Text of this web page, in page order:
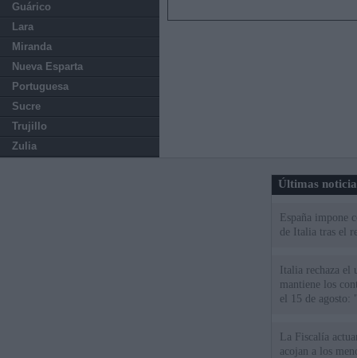
Guárico
Lara
Miranda
Nueva Esparta
Portuguesa
Sucre
Trujillo
Zulia
Últimas
España impone
de Italia tras el
Italia rechaza
mantiene los
el 15 de agosto:
La Fiscalía
acojan a los